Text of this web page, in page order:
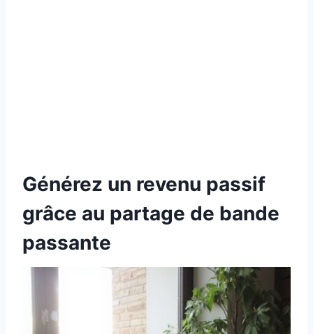
Générez un revenu passif
grâce au partage de bande
passante